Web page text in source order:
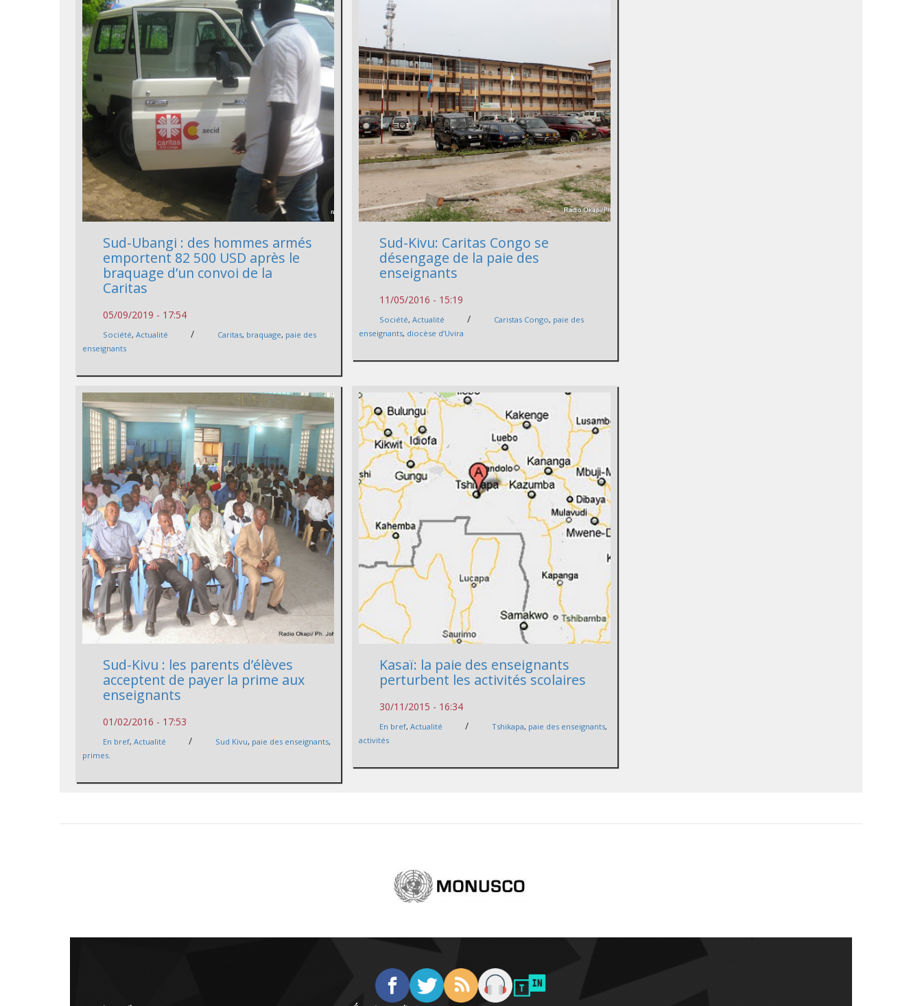
Sud-Ubangi : des hommes armés
emportent 82 500 USD après le
braquage d’un convoi de la
Caritas
05/09/2019 - 17:54
Société,Actualité / Caritas, braquage, paie des
enseignants
Sud-Kivu: Caritas Congo se
désengage de la paie des
enseignants
11/05/2016 - 15:19
Société,Actualité / Caristas Congo, paie des
enseignants, diocèse d’Uvira
Sud-Kivu : les parents d’élèves
acceptent de payer la prime aux
enseignants
01/02/2016 - 17:53
En bref,Actualité / Sud Kivu, paie des enseignants,
primes.
Kasaï: la paie des enseignants
perturbent les activités scolaires
30/11/2015 - 16:34
En bref,Actualité / Tshikapa, paie des enseignants,
activités